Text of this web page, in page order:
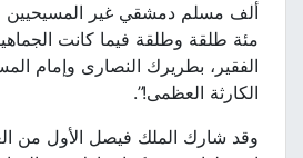
ألف مسلم دمشقي غير المسيحيين
مئة طلقة وطلقة فيما كانت الجماهير
الفقير، بطريرك النصارى وإمام
الكارثة العظمى!”.
وقد شارك الملك فيصل الأول من